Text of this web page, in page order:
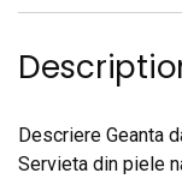
Descriere Geanta
Servieta din piele